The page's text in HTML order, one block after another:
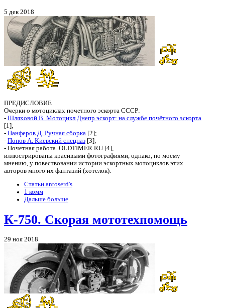
5 дек 2018
ПРЕДИСЛОВИЕ
Очерки о мотоциклах почетного эскорта СССР:
- Шляховой В. Мотоцикл Днепр эскорт: на службе почётного эскорта
[1];
- Панферов Д. Ручная сборка [2];
- Попов А. Киевский спецназ [3];
- Почетная работа. OLDTIMER.RU [4],
иллюстрированы красивыми фотографиями, однако, по моему
мнению, у повествовании истории эскортных мотоциклов этих
авторов много их фантазий (хотелок).
Статьи antoserd's
1 комм
Дальше больше
К-750. Скорая мототехпомощь
29 ноя 2018